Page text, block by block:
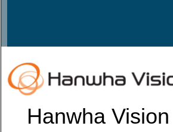
Hanwha Vision